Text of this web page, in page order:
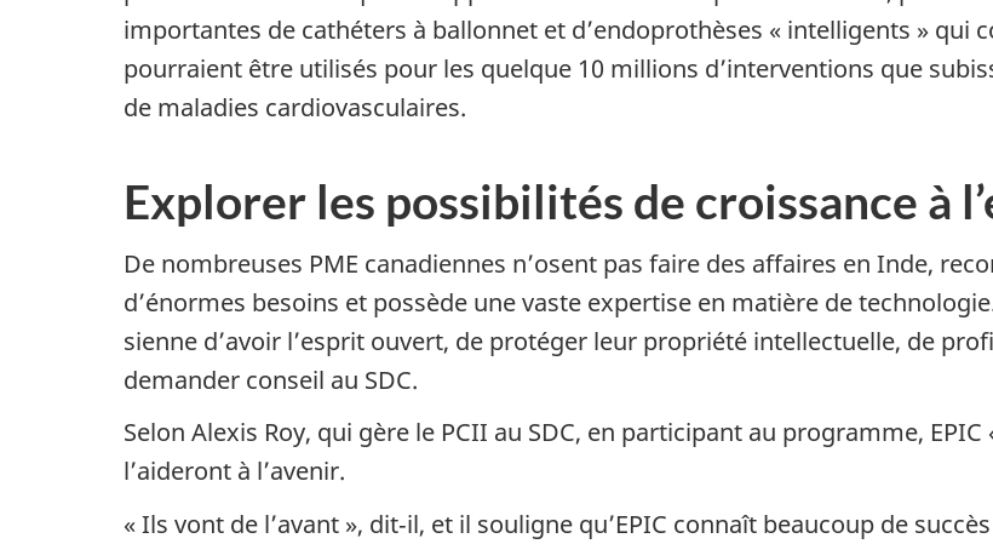
importantes de cathéters à ballonnet et d’endoprothèses « intelligents » qui
pourraient être utilisés pour les quelque 10 millions d’interventions que
de maladies cardiovasculaires.
Explorer les possibilités de croissance à
De nombreuses PME canadiennes n’osent pas faire des affaires en Inde,
d’énormes besoins et possède une vaste expertise en matière de
sienne d’avoir l’esprit ouvert, de protéger leur propriété intellectuelle, de
demander conseil au SDC.
Selon Alexis Roy, qui gère le PCII au SDC, en participant au programme,
l’aideront à l’avenir.
« Ils vont de l’avant », dit‑il, et il souligne qu’EPIC connaît beaucoup de